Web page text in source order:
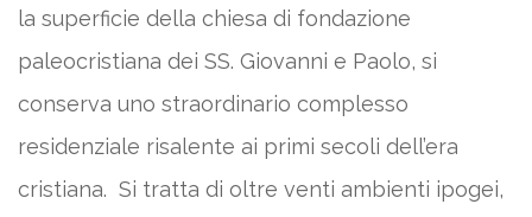
la superficie della chiesa di fondazione
paleocristiana dei SS. Giovanni e Paolo, si
conserva uno straordinario complesso
residenziale risalente ai primi secoli dell’era
cristiana. Si tratta di oltre venti ambienti ipogei,